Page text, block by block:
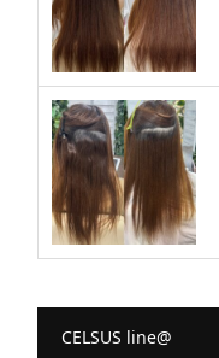
CELSUS line@